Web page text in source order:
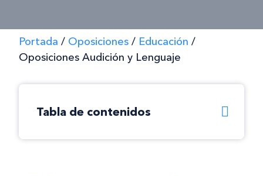
Portada / Oposiciones / Educación /
Oposiciones Audición y Lenguaje
Tabla de contenidos